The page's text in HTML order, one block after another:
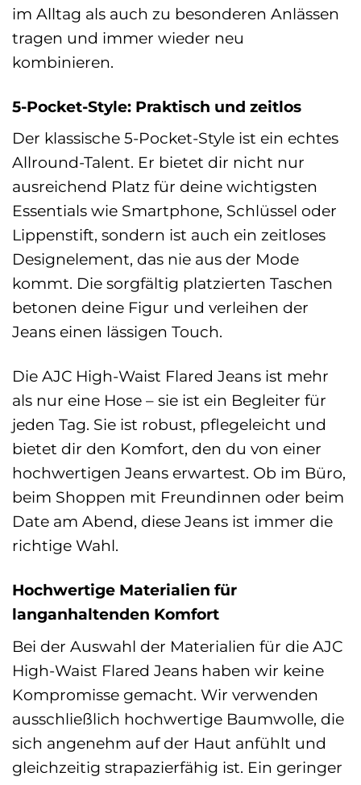
im Alltag als auch zu besonderen Anlässen
tragen und immer wieder neu
kombinieren.
5-Pocket-Style: Praktisch und zeitlos
Der klassische 5-Pocket-Style ist ein echtes
Allround-Talent. Er bietet dir nicht nur
ausreichend Platz für deine wichtigsten
Essentials wie Smartphone, Schlüssel oder
Lippenstift, sondern ist auch ein zeitloses
Designelement, das nie aus der Mode
kommt. Die sorgfältig platzierten Taschen
betonen deine Figur und verleihen der
Jeans einen lässigen Touch.
Die AJC High-Waist Flared Jeans ist mehr
als nur eine Hose – sie ist ein Begleiter für
jeden Tag. Sie ist robust, pflegeleicht und
bietet dir den Komfort, den du von einer
hochwertigen Jeans erwartest. Ob im Büro,
beim Shoppen mit Freundinnen oder beim
Date am Abend, diese Jeans ist immer die
richtige Wahl.
Hochwertige Materialien für
langanhaltenden Komfort
Bei der Auswahl der Materialien für die AJC
High-Waist Flared Jeans haben wir keine
Kompromisse gemacht. Wir verwenden
ausschließlich hochwertige Baumwolle, die
sich angenehm auf der Haut anfühlt und
gleichzeitig strapazierfähig ist. Ein geringer